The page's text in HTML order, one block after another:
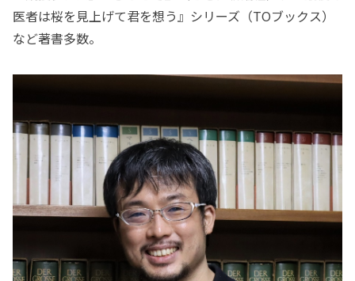
医者は桜を見上げて君を想う』シリーズ（TOブックス）
など著書多数。